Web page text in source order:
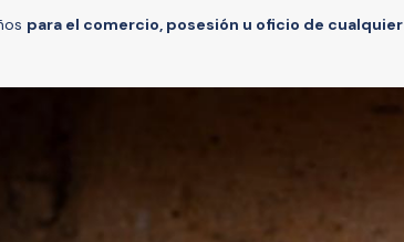
para el comercio, posesión u oficio de cualquier